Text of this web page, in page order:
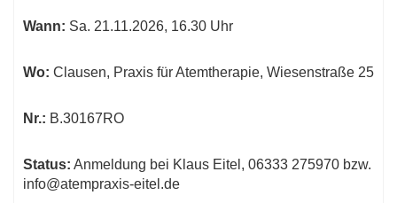
Wann: Sa. 21.11.2026, 16.30 Uhr
Wo: Clausen, Praxis für Atemtherapie, Wiesenstraße 25
Nr.: B.30167RO
Status: Anmeldung bei Klaus Eitel, 06333 275970 bzw.
info@atempraxis-eitel.de